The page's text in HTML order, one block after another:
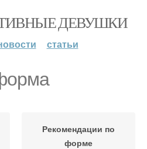
ДЕВУШКИ
статьи
Рекомендации по
форме